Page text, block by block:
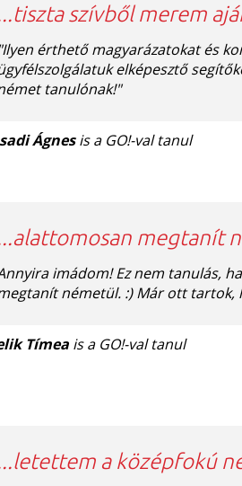
szívből merem
érthető magyarázatokat és
elképesztő
tanulónak!"
Ágnesis a GO!-val tanul
megtanít
imádom! Ez nem tanulás,
németül. :) Már ott tartok,
Tímeais a GO!-val tanul
a középfokú